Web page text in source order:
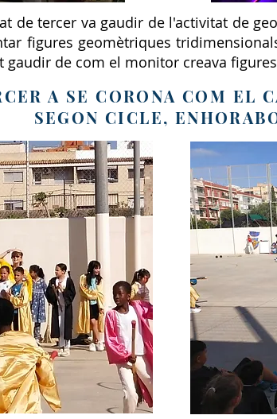
de tercer va gaudir de l'activitat de
figures geomètriques
gaudir de com el monitor creava
A SE CORONA COM EL
SEGON CICLE,